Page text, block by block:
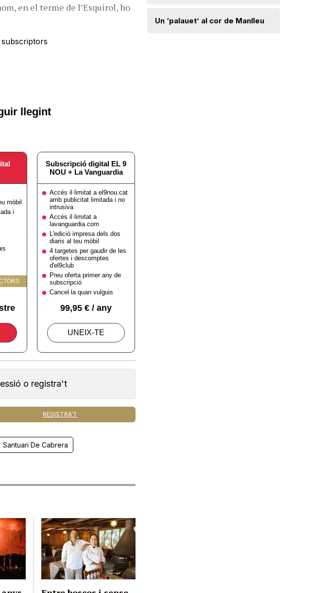
en el terme de l’Esquirol, ho
o registra't
REGISTRA'T
Santuari De Cabrera
Un ‘palauet’ al cor de Manlleu